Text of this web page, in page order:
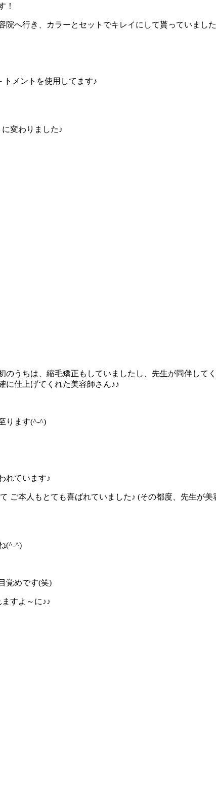
！
へ行き、カラーとセットでキレイにして貰っていまし
トメントを使用してます♪
変わりました♪
うちは、縮毛矯正もしていましたし、先生が同伴して
に仕上げてくれた美容師さん♪♪
ります(^-^)
れています♪
ご本人もとても喜ばれていました♪ (その都度、先生が
(^-^)
覚めです(笑)
すよ～に♪♪